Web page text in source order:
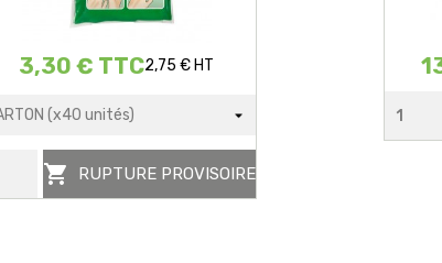
3,30 € TTC2,75 € HT
 RUPTURE PROVISOIRE